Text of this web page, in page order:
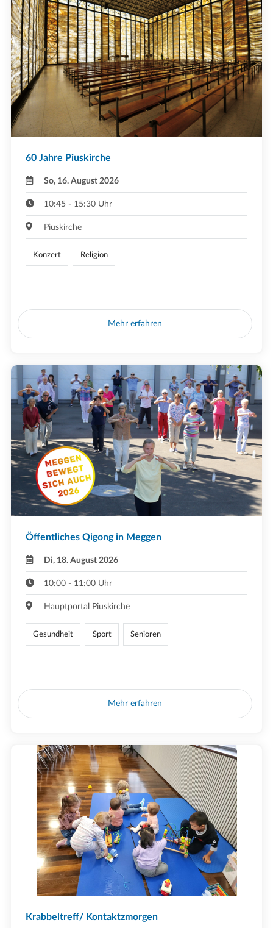
60 Jahre Piuskirche
So, 16. August 2026
10:45 - 15:30 Uhr
Piuskirche
Konzert Religion
Mehr erfahren
Öffentliches Qigong in Meggen
Di, 18. August 2026
10:00 - 11:00 Uhr
Hauptportal Piuskirche
Gesundheit Sport Senioren
Mehr erfahren
Krabbeltreff/ Kontaktzmorgen